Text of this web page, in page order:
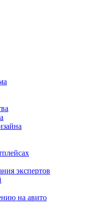
экспертов
на авито